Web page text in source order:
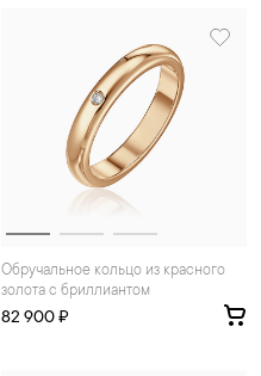
Обручальное кольцо из красного
золота с бриллиантом
82 900 ₽